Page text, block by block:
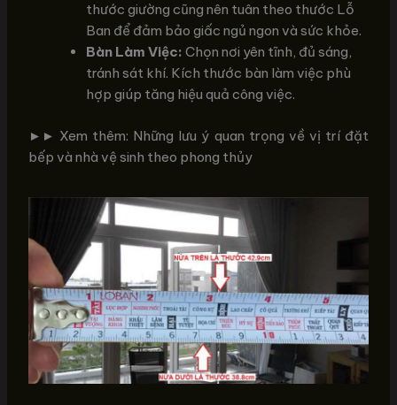
thước giường cũng nên tuân theo thước Lỗ
Ban để đảm bảo giấc ngủ ngon và sức khỏe.
Bàn Làm Việc: Chọn nơi yên tĩnh, đủ sáng,
tránh sát khí. Kích thước bàn làm việc phù
hợp giúp tăng hiệu quả công việc.
►► Xem thêm: Những lưu ý quan trọng về vị trí đặt
bếp và nhà vệ sinh theo phong thủy